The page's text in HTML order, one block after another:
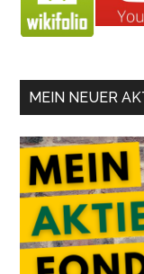
MEIN NEUER